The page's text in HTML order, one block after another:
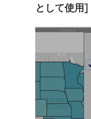
として使用]